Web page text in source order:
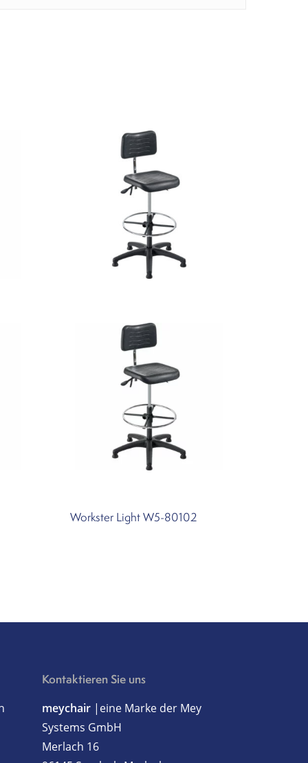
Workster Light W5-80102
Kontaktieren Sie uns
meychair |eine Marke der Mey
Systems GmbH
Merlach 16